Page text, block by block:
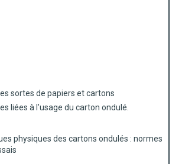
sortes de papiers et cartons
liées à l’usage du carton ondulé.
physiques des cartons ondulés : normes